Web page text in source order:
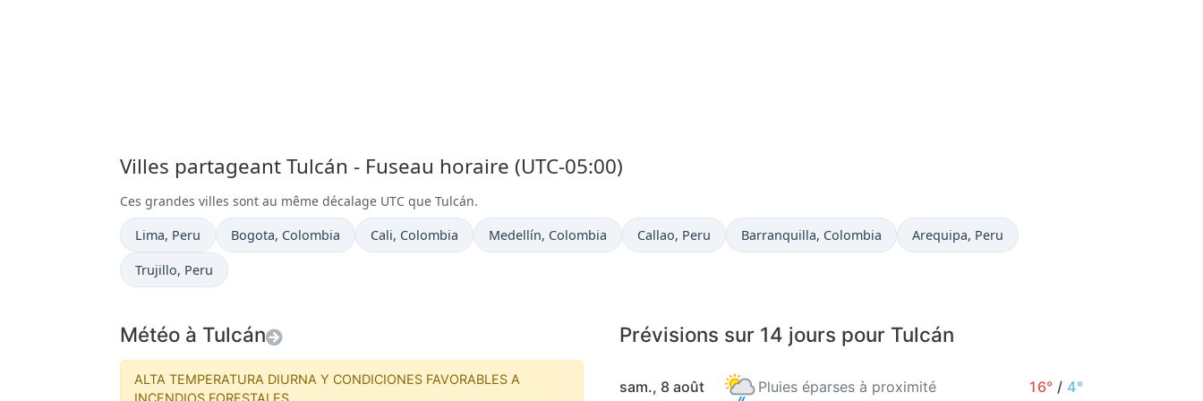
Villes partageant Tulcán - Fuseau horaire (UTC-05:00)
Ces grandes villes sont au même décalage UTC que Tulcán.
Heure actuelle à
Lima, Peru Heure actuelle à
Bogota, Colombia Heure actuelle à
Cali, Colombia Heure actuelle à
Medellín, Colombia Heure actuelle à
Callao, Peru Heure actuelle à
Barranquilla, Colombia Heure actuelle à
Arequipa, Peru
Heure actuelle à
Trujillo, Peru
Météo à Tulcán
ALTA TEMPERATURA DIURNA Y CONDICIONES FAVORABLES A
INCENDIOS FORESTALES
Prévisions sur 14 jours pour Tulcán
sam., 8 août Pluies éparses à proximité 16° / 4°